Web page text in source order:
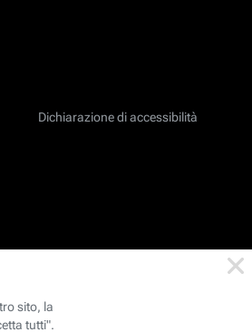
Dichiarazione di accessibilità